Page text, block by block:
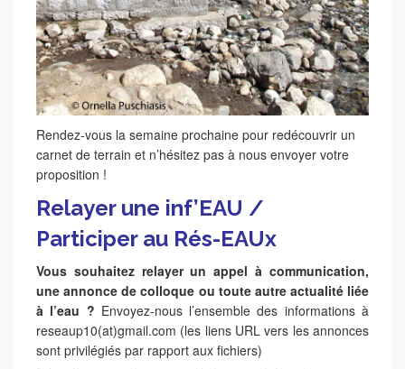
Rendez-vous la semaine prochaine pour redécouvrir un
carnet de terrain et n’hésitez pas à nous envoyer votre
proposition !
Relayer une inf’EAU /
Participer au Rés-EAUx
Vous souhaitez relayer un appel à communication,
une annonce de colloque ou toute autre actualité liée
à l’eau ? Envoyez-nous l’ensemble des informations à
reseaup10(at)gmail.com (les liens URL vers les annonces
sont privilégiés par rapport aux fichiers)